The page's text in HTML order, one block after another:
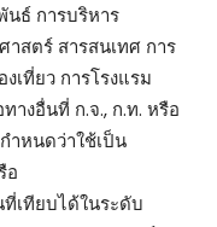
นธ์ การบริหาร
สตร์ สารสนเทศ การ
เที่ยว การโรงแรม
างอื่นที่ ก.จ., ก.ท. หรือ
ำหนดว่าใช้เป็น
อ
เทียบได้ในระดับ